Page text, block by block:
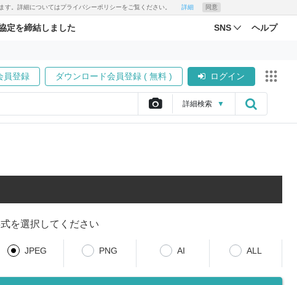
。詳細についてはプライバシーポリシーをご覧ください。 詳細 同意
定を締結しました SNS ヘルプ
員登録 ダウンロード会員登録 ( 無料 ) ログイン
詳細検索 ▼
を選択してください
JPEG PNG AI ALL